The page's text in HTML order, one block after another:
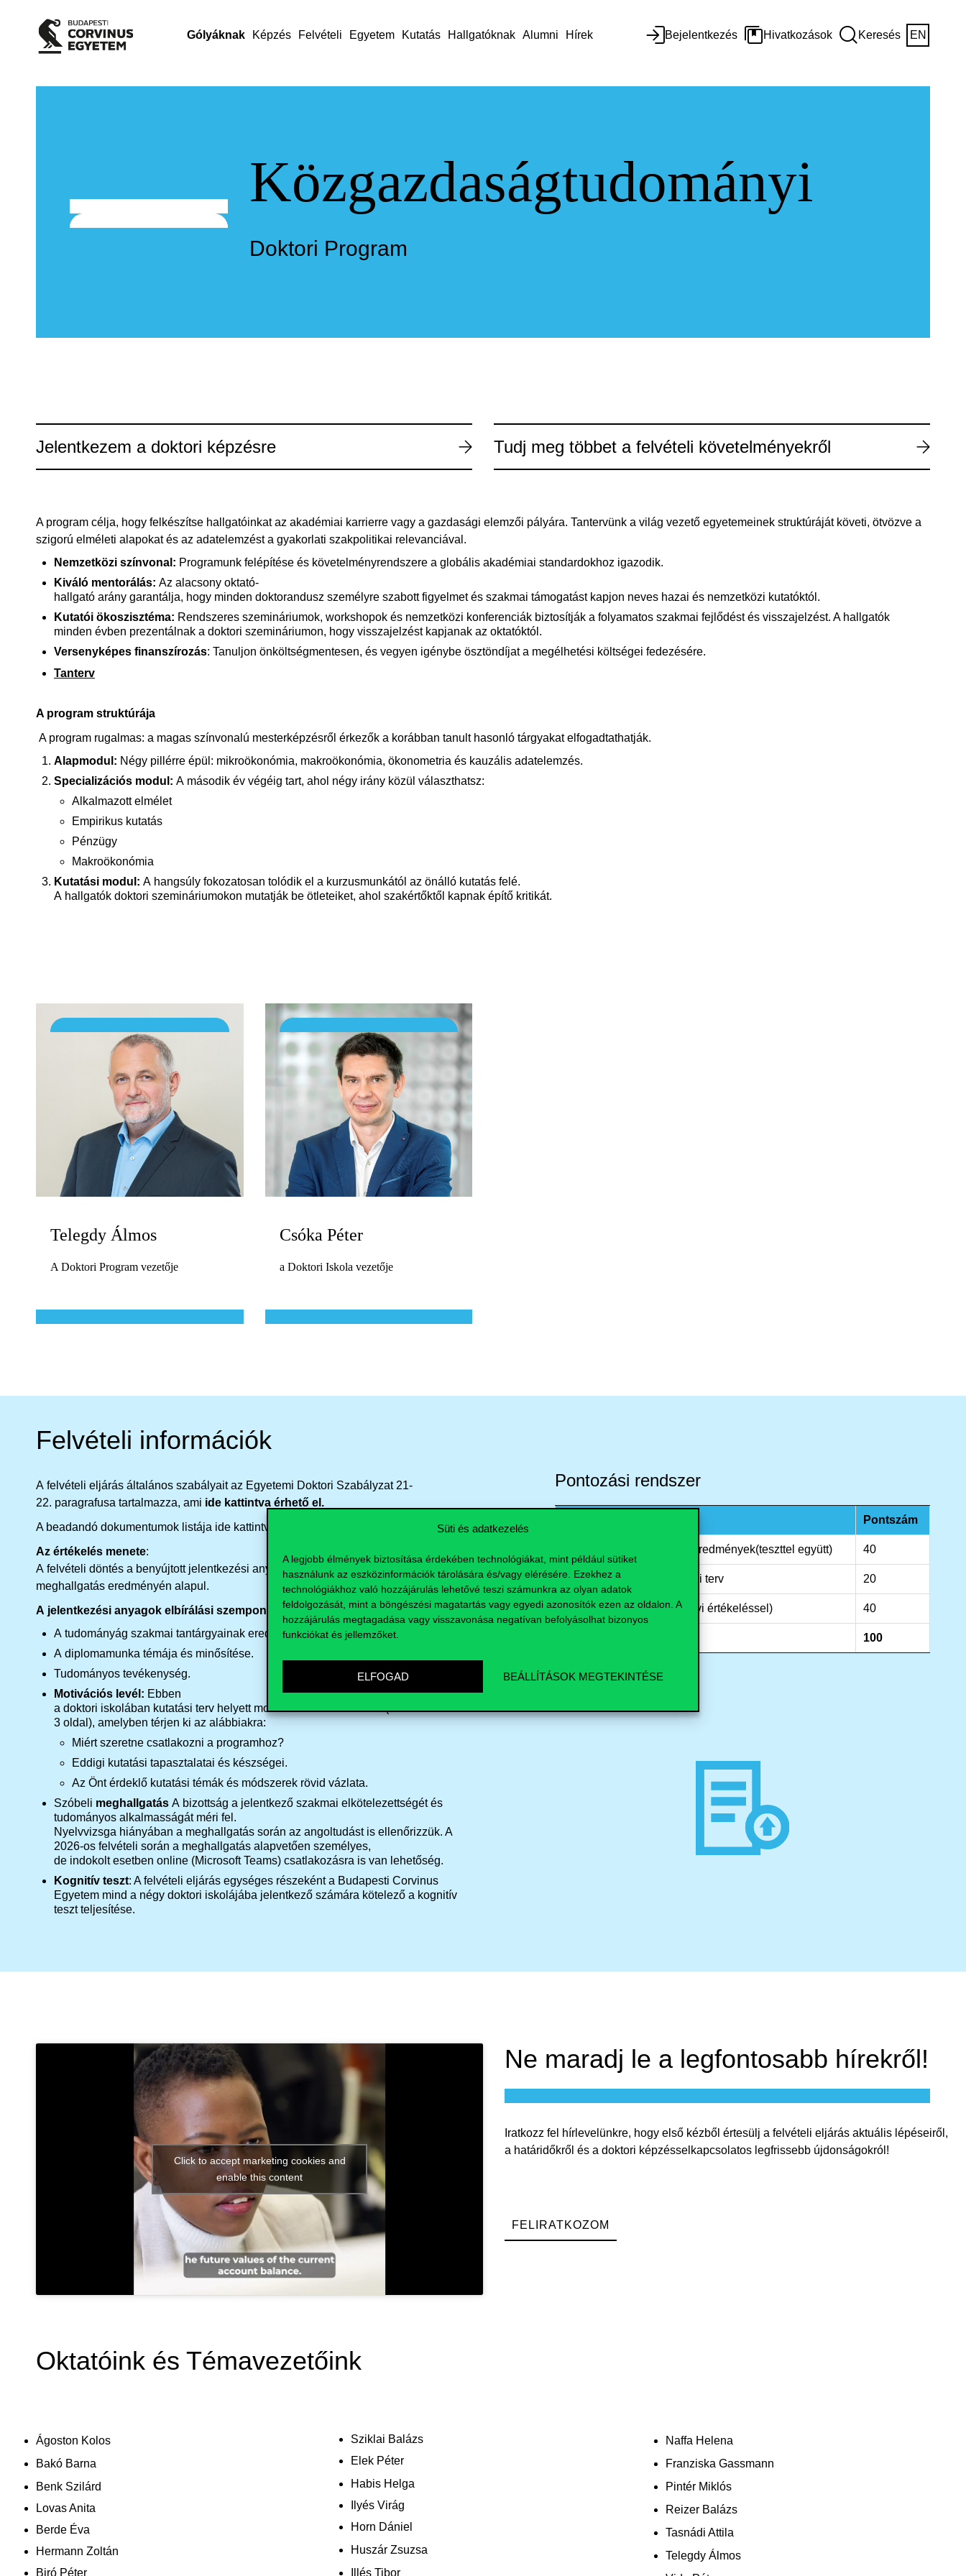
Süti és adatkezelés
A legjobb élmények biztosítása érdekében technológiákat, mint például sütiket
használunk az eszközinformációk tárolására és/vagy elérésére. Ezekhez a
technológiákhoz való hozzájárulás lehetővé teszi számunkra az olyan adatok
feldolgozását, mint a böngészési magatartás vagy egyedi azonosítók ezen az oldalon. A
hozzájárulás megtagadása vagy visszavonása negatívan befolyásolhat bizonyos
funkciókat és jellemzőket.
ELFOGAD BEÁLLÍTÁSOK MEGTEKINTÉSE
Gólyáknak Képzés Felvételi Egyetem Kutatás Hallgatóknak Alumni Hírek Bejelentkezés Hivatkozások Keresés EN
Közgazdaságtudományi
Doktori Program
Jelentkezem a doktori képzésre Tudj meg többet a felvételi követelményekről
A program célja, hogy felkészítse hallgatóinkat az akadémiai karrierre vagy a gazdasági elemzői pályára. Tantervünk a világ vezető egyetemeinek struktúráját követi, ötvözve a
szigorú elméleti alapokat és az adatelemzést a gyakorlati szakpolitikai relevanciával.
Nemzetközi színvonal : Programunk felépítése és követelményrendszere a globális akadémiai standardokhoz igazodik.
Kiváló mentorálás: Az alacsony oktató-
hallgató arány garantálja, hogy minden doktorandusz személyre szabott figyelmet és szakmai támogatást kapjon neves hazai és nemzetközi kutatóktól .
Kutatói ökoszisztéma: Rendszeres szemináriumok, workshopok és nemzetközi konferenciák biztosítják a folyamatos szakmai fejlődést és visszajelzést. A hallgatók
minden évben prezentálnak a doktori szemináriumon, hogy visszajelzést kapjanak az oktatóktól.
Versenyképes finanszírozás: Tanuljon önköltségmentesen, és vegyen igénybe ösztöndíjat a megélhetési költségei fedezésére.
Tanterv
A program struktúrája
A program rugalmas: a magas színvonalú mesterképzésről érkezők a korábban tanult hasonló tárgyakat elfogadtathatják.
Alapmodul : Négy pillérre épül : mikroökonómia, makroökonómia, ökonometria és kauzális adatelemzés.
Specializációs modul : A második év végéig tart, ahol négy irány közül választhatsz:
Alkalmazott elmélet
Empirikus kutatás
Pénzügy
Makroökonómia
Kutatási modul : A hangsúly fokozatosan tolódik el a kurzusmunkától az önálló kutatás felé.
A hallgatók doktori szemináriumokon mutatják be ötleteiket, ahol szakértőktől kapnak építő kritikát.
Telegdy Álmos
A Doktori Program vezetője
Csóka Péter
a Doktori Iskola vezetője
Felvételi információk
A felvételi eljárás általános szabályait az Egyetemi Doktori Szabályzat21-
22. paragrafusa tartalmazza, ami ide kattintva érhető el.
A beadandó dokumentumok listája ide kattintva érhető el!
Az értékelés menete:
A felvételi döntés a benyújtott jelentkezési anyagok előzetes véleményezésén és aszóbeli
meghallgatás eredményén alapul .
A jelentkezési anyagok elbírálási szempontjai:
A tudományág szakmai tantárgyainak eredményei.
A diplomamunka témája és minősítése.
Tudományos tevékenység.
Motivációs levél : Ebben
a doktori iskolában kutatási terv helyett motivációs levelet kérünk(max.
3 oldal ), amelyben térjen ki az alábbiakra:
Miért szeretne csatlakozni a programhoz?
Eddigi kutatási tapasztalatai és készségei.
Az Önt érdeklő kutatási témák és módszerek rövid vázlata.
Szóbeli meghallgatás A bizottság a jelentkező szakmai elkötelezettségét és
tudományos alkalmasságát méri fel .
Nyelvvizsga hiányában a meghallgatás során az angoltudástis ellenőrizzük. A
2026-os felvételi során a meghallgatás alapvetően személyes,
de indokolt esetben online (Microsoft Teams) csatlakozásra is van lehetőség.
Kognitív teszt: A felvételi eljárás egységes részeként a Budapesti Corvinus
Egyetem mind a négy doktori iskolájába jelentkező számára kötelező a kognitív
teszt teljesítése.
Pontozási rendszer
Pontszám
Tudományos és szakmai eredmények(teszttel együtt) 40
Motivációs levél és kutatási terv 20
Szóbeli interjú (angol nyelvi értékeléssel) 40
100
Click to accept marketing cookies and
enable this content
Ne maradj le a legfontosabb hírekről!
Iratkozz fel hírlevelünkre, hogy első kézből értesülj a felvételi eljárás aktuális lépéseiről ,
a határidőkről és a doktori képzésselkapcsolatos legfrissebb újdonságokról !
FELIRATKOZOM
Oktatóink és Témavezetőink
Ágoston Kolos
Bakó Barna
Benk Szilárd
Lovas Anita
Berde Éva
Hermann Zoltán
Biró Péter
Sziklai Balázs
Elek Péter
Habis Helga
Ilyés Virág
Horn Dániel
Huszár Zsuzsa
Illés Tibor
Naffa Helena
Franziska Gassmann
Pintér Miklós
Reizer Balázs
Tasnádi Attila
Telegdy Álmos